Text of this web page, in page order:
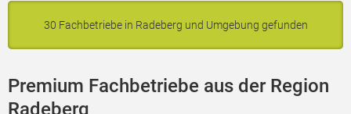
30 Fachbetriebe in Radeberg und Umgebung gefunden
Premium Fachbetriebe aus der Region
Radeberg